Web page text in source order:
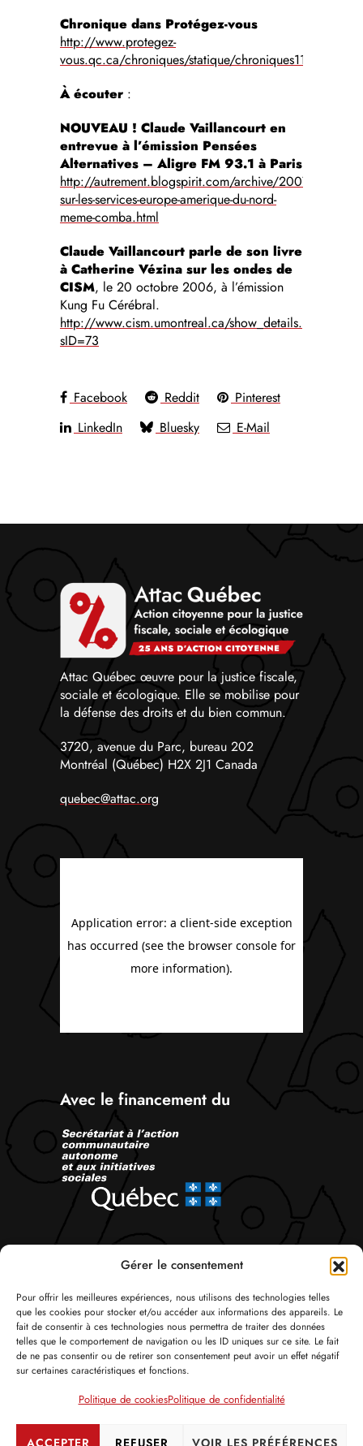
Gérer le consentement
Pour offrir les meilleures expériences, nous utilisons des technologies telles
que les cookies pour stocker et/ou accéder aux informations des appareils. Le
fait de consentir à ces technologies nous permettra de traiter des données
telles que le comportement de navigation ou les ID uniques sur ce site. Le fait
de ne pas consentir ou de retirer son consentement peut avoir un effet négatif
sur certaines caractéristiques et fonctions.
ACCEPTER REFUSER VOIR LES PRÉFÉRENCES
Politique de cookiesPolitique de confidentialité
Chronique dans Protégez-vous
http://www.protegez-
vous.qc.ca/chroniques/statique/chroniques1157.html
À écouter :
NOUVEAU ! Claude Vaillancourt en
entrevue à l’émission Pensées
Alternatives – Aligre FM 93.1 à Paris
http://autrement.blogspirit.com/archive/2007/07/07/
sur-les-services-europe-amerique-du-nord-
meme-comba.html
Claude Vaillancourt parle de son livre
à Catherine Vézina sur les ondes de
CISM, le 20 octobre 2006, à l’émission
Kung Fu Cérébral.
http://www.cism.umontreal.ca/show_details.php?
sID=73
Facebook Reddit
Pinterest
LinkedIn
Bluesky E-Mail
Attac Québec œuvre pour la justice fiscale,
sociale et écologique. Elle se mobilise pour
la défense des droits et du bien commun.
3720, avenue du Parc, bureau 202
Montréal (Québec) H2X 2J1 Canada
quebec@attac.org
Avec le financement du
Suivez-nous
Politique de cookies
Crédits